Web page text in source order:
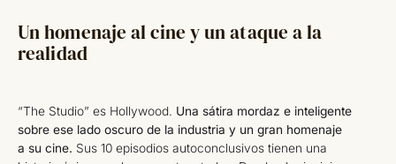
Un homenaje al cine y un ataque a la
realidad
“The Studio” es Hollywood. Una sátira mordaz e inteligente
sobre ese lado oscuro de la industria y un gran homenaje
a su cine. Sus 10 episodios autoconclusivos tienen una